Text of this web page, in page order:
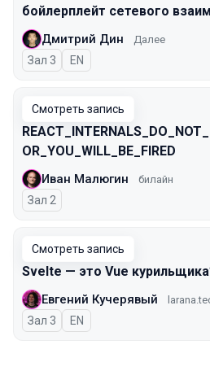
бойлерплейт сетевого
Дмитрий Дин Далее
Зал 3 На английском языке
EN
Смотреть запись
OR_YOU_WILL_BE_FIRED
Иван Малюгин билайн
Зал 2
Смотреть запись
Svelte — это Vue
Евгений Кучерявый
Зал 3 На английском языке
EN